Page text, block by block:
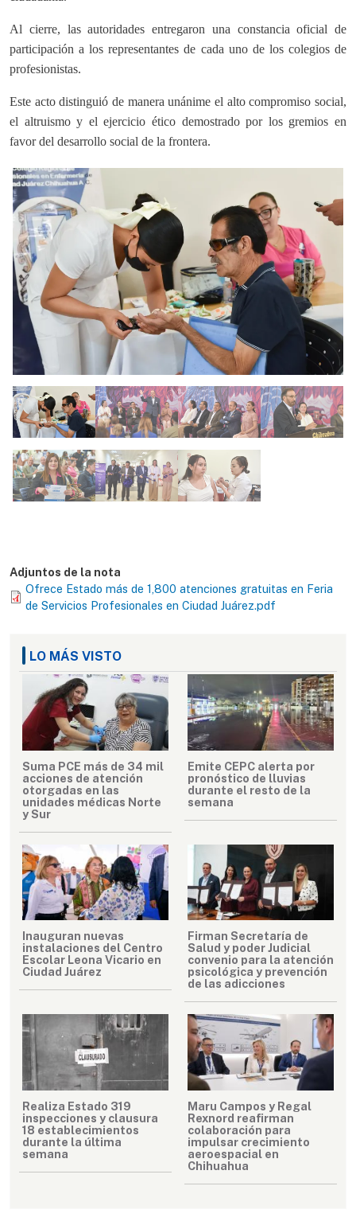
Al cierre, las autoridades entregaron una constancia oficial de
participación a los representantes de cada uno de los colegios de
profesionistas.
Este acto distinguió de manera unánime el alto compromiso social,
el altruismo y el ejercicio ético demostrado por los gremios en
favor del desarrollo social de la frontera.
Adjuntos de la nota
Ofrece Estado más de 1,800 atenciones gratuitas en Feria
de Servicios Profesionales en Ciudad Juárez.pdf
LO MÁS VISTO
Suma PCE más de 34 mil
acciones de atención
otorgadas en las
unidades médicas Norte
y Sur
Emite CEPC alerta por
pronóstico de lluvias
durante el resto de la
semana
Inauguran nuevas
instalaciones del Centro
Escolar Leona Vicario en
Ciudad Juárez
Firman Secretaría de
Salud y poder Judicial
convenio para la atención
psicológica y prevención
de las adicciones
Realiza Estado 319
inspecciones y clausura
18 establecimientos
durante la última
semana
Maru Campos y Regal
Rexnord reafirman
colaboración para
impulsar crecimiento
aeroespacial en
Chihuahua